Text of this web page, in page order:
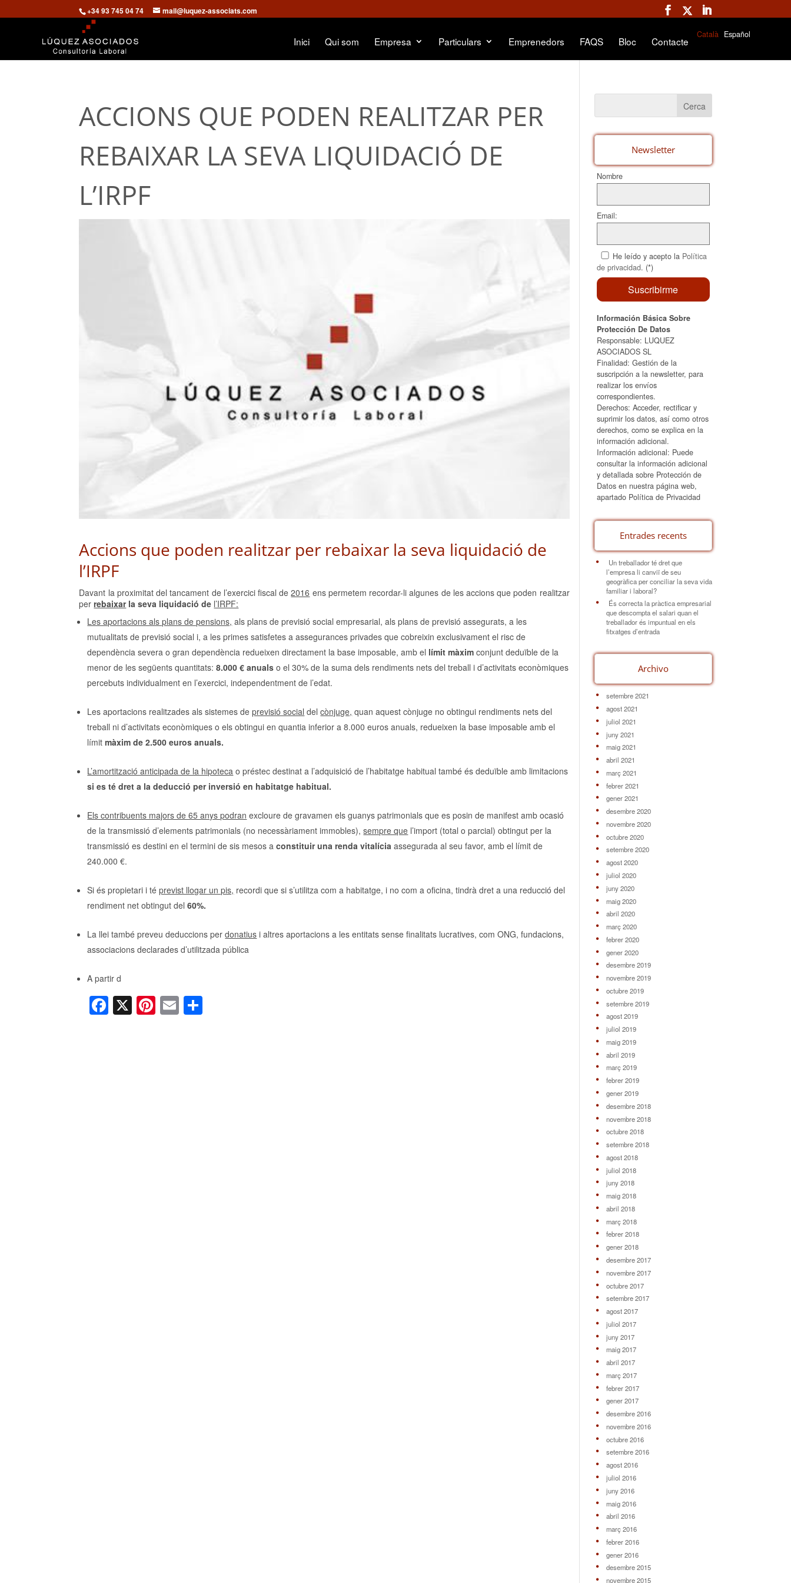
+34 93 745 04 74 mail@luquez-associats.com
Inici Qui som Empresa Particulars Emprenedors FAQS Bloc Contacte
Català Español
ACCIONS QUE PODEN REALITZAR PER
REBAIXAR LA SEVA LIQUIDACIÓ DE
L’IRPF
Accions que poden realitzar per rebaixar la seva liquidació de
l’IRPF
Davant la proximitat del tancament de l’exercici fiscal de2016 ens permetem recordar-li algunes de les accions que poden realitzar
per rebaixarla seva liquidació de l’IRPF:
Les aportacions als plans de pensions, als plans de previsió social empresarial, als plans de previsió assegurats, a les
mutualitats de previsió social i, a les primes satisfetes a assegurances privades que cobreixin exclusivament el risc de
dependència severa o gran dependència redueixen directament la base imposable, amb el límit màxim conjunt deduïble de la
menor de les següents quantitats:8.000 € anuals o el 30% de la suma dels rendiments nets del treball i d’activitats econòmiques
percebuts individualment en l’exercici, independentment de l’edat.
Les aportacions realitzades als sistemes deprevisió social delcònjuge, quan aquest cònjuge no obtingui rendiments nets del
treball ni d’activitats econòmiques o els obtingui en quantia inferior a 8.000 euros anuals, redueixen la base imposable amb el
límitmàxim de 2.500 euros anuals.
L’amortització anticipada de la hipoteca o préstec destinat a l’adquisició de l’habitatge habitual també és deduïble amb limitacions
si es té dret a la deducció per inversió en habitatge habitual.
Els contribuents majors de 65 anys podran excloure de gravamen els guanys patrimonials que es posin de manifest amb ocasió
de la transmissió d’elements patrimonials (no necessàriament immobles),sempre que l’import (total o parcial) obtingut per la
transmissió es destini en el termini de sis mesos aconstituir una renda vitalícia assegurada al seu favor, amb el límit de
240.000 €.
Si és propietari i téprevist llogar un pis, recordi que si s’utilitza com a habitatge, i no com a oficina, tindrà dret a una reducció del
rendiment net obtingut del60%.
La llei també preveu deduccions perdonatius i altres aportacions a les entitats sense finalitats lucratives, com ONG, fundacions,
associacions declarades d’utilitzada pública
A partir d
F X Pi E
Newsletter
Nombre
Email:
He leído y acepto la Política
de privacidad. (*)
Información Básica Sobre
Protección De Datos
Responsable: LUQUEZ
ASOCIADOS SL
Finalidad: Gestión de la
suscripción a la newsletter, para
realizar los envíos
correspondientes.
Derechos: Acceder, rectificar y
suprimir los datos, así como otros
derechos, como se explica en la
información adicional.
Información adicional: Puede
consultar la información adicional
y detallada sobre Protección de
Datos en nuestra página web,
apartado Política de Privacidad
Entrades recents
Un treballador té dret que
l’empresa li canviï de seu
geogràfica per conciliar la seva vida
familiar i laboral?
És correcta la pràctica empresarial
que descompta el salari quan el
treballador és impuntual en els
fitxatges d’entrada
Archivo
setembre 2021
agost 2021
juliol 2021
juny 2021
maig 2021
abril 2021
març 2021
febrer 2021
gener 2021
desembre 2020
novembre 2020
octubre 2020
setembre 2020
agost 2020
juliol 2020
juny 2020
maig 2020
abril 2020
març 2020
febrer 2020
gener 2020
desembre 2019
novembre 2019
octubre 2019
setembre 2019
agost 2019
juliol 2019
maig 2019
abril 2019
març 2019
febrer 2019
gener 2019
desembre 2018
novembre 2018
octubre 2018
setembre 2018
agost 2018
juliol 2018
juny 2018
maig 2018
abril 2018
març 2018
febrer 2018
gener 2018
desembre 2017
novembre 2017
octubre 2017
setembre 2017
agost 2017
juliol 2017
juny 2017
maig 2017
abril 2017
març 2017
febrer 2017
gener 2017
desembre 2016
novembre 2016
octubre 2016
setembre 2016
agost 2016
juliol 2016
juny 2016
maig 2016
abril 2016
març 2016
febrer 2016
gener 2016
desembre 2015
novembre 2015